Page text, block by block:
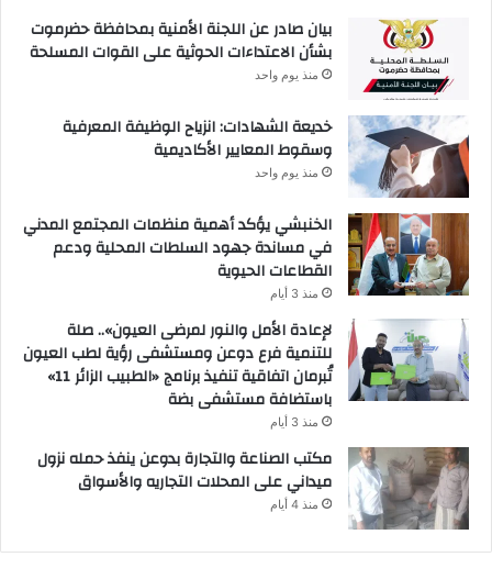
بيان صادر عن اللجنة الأمنية بمحافظة حضرموت
بشأن الاعتداءات الحوثية على القوات المسلحة
منذ يوم واحد
خديعة الشهادات: انزياح الوظيفة المعرفية
وسقوط المعايير الأكاديمية
منذ يوم واحد
الخنبشي يؤكد أهمية منظمات المجتمع المدني
في مساندة جهود السلطات المحلية ودعم
القطاعات الحيوية
منذ 3 أيام
لإعادة الأمل والنور لمرضى العيون».. صلة
للتنمية فرع دوعن ومستشفى رؤية لطب العيون
تُبرمان اتفاقية تنفيذ برنامج «الطبيب الزائر 11»
باستضافة مستشفى بضة
منذ 3 أيام
مكتب الصناعة والتجارة بدوعن ينفذ حمله نزول
ميداني على المحلات التجاريه والأسواق
منذ 4 أيام